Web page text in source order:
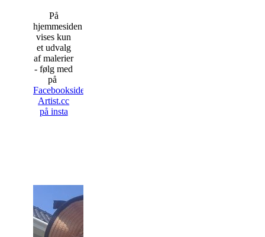
På
hjemmesiden
vises kun
et udvalg
af malerier
- følg med
på
Facebooksiden
Artist.cc
på insta